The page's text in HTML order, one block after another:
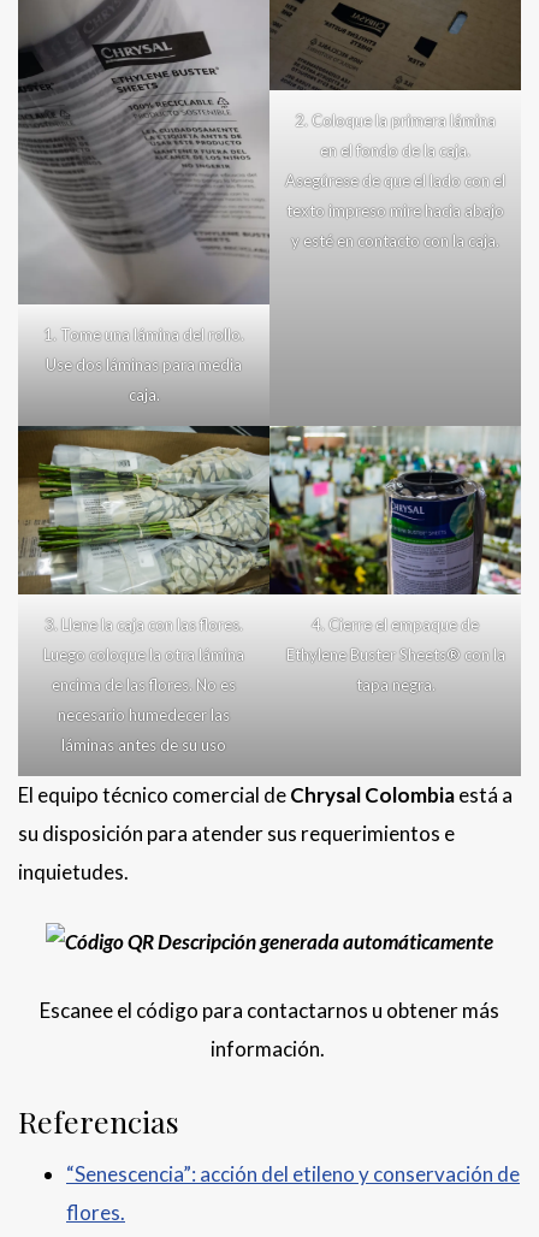
1. Tome una lámina del rollo.
Use dos láminas para media
caja.
2. Coloque la primera lámina
en el fondo de la caja.
Asegúrese de que el lado con el
texto impreso mire hacia abajo
y esté en contacto con la caja.
3. Llene la caja con las flores.
Luego coloque la otra lámina
encima de las flores. No es
necesario humedecer las
láminas antes de su uso
4. Cierre el empaque de
Ethylene Buster Sheets® con la
tapa negra.
El equipo técnico comercial deChrysal Colombiaestá a
su disposición para atender sus requerimientos e
inquietudes.
Escanee el código para contactarnos u obtener más
información.
Referencias
“Senescencia”: acción del etileno y conservación de
flores.